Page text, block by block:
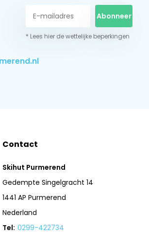
Abonneer
* Lees hier de wettelijke beperkingen
Contact
Skihut Purmerend
Gedempte Singelgracht 14
1441 AP Purmerend
Nederland
Tel: 0299-422734